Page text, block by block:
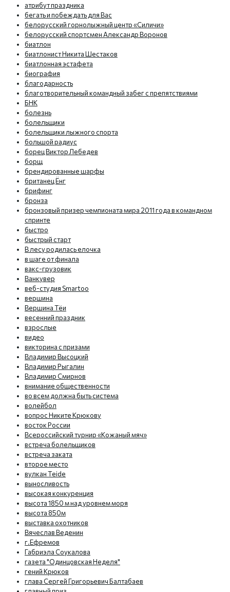
атрибут праздника
бегать и побеждать для Вас
белорусский горнолыжный центр «Силичи»
белорусский спортсмен Александр Воронов
биатлон
биатлонист Никита Шестаков
биатлонная эстафета
биография
благодарность
благотворительный командный забег с препятствиями
БНК
болезнь
болельщики
болельщики лыжного спорта
большой радиус
борец Виктор Лебедев
борщ
брендированные шарфы
британец Ёнг
брифинг
бронза
бронзовый призер чемпионата мира 2011 года в командном
спринте
быстро
быстрый старт
В лесу родилась елочка
в шаге от финала
вакс-грузовик
Ванкувер
веб-студия Smartoo
вершина
Вершина Тёи
весенний праздник
взрослые
видео
викторина с призами
Владимир Высоцкий
Владимир Рыгалин
Владимир Смирнов
внимание общественности
во всем должна быть система
волейбол
вопрос Никите Крюкову
восток России
Всероссийский турнир «Кожаный мяч»
встреча болельщиков
встреча заката
второе место
вулкан Teide
выносливость
высокая конкуренция
высота 1850 м над уровнем моря
высота 850м
выставка охотников
Вячеслав Веденин
г.Ефремов
Габриэла Соукалова
газета "Одинцовская Неделя"
гений Крюков
глава Сергей Григорьевич Балтабаев